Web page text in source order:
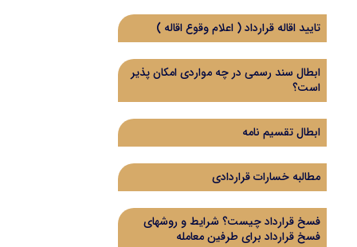
تایید اقاله قرارداد ( اعلام وقوع اقاله )
ابطال سند رسمی در چه مواردی امکان پذیر
است؟
ابطال تقسیم نامه
مطالبه خسارات قراردادی
فسخ قرارداد چیست؟ شرایط و روشهای
فسخ قرارداد برای طرفین معامله